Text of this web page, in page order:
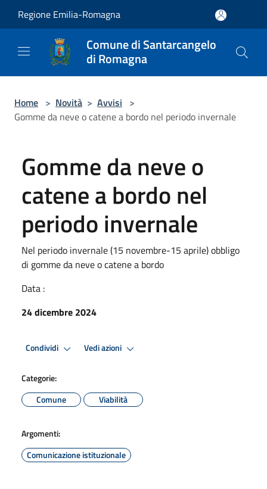
Regione Emilia-Romagna
Comune di Santarcangelo
di Romagna
Home > Novità > Avvisi >
Gomme da neve o catene a bordo nel periodo invernale
Gomme da neve o
catene a bordo nel
periodo invernale
Nel periodo invernale (15 novembre-15 aprile) obbligo
di gomme da neve o catene a bordo
Data :
24 dicembre 2024
Condividi Vedi azioni
Categorie:
Comune
Viabilità
Argomenti:
Comunicazione istituzionale